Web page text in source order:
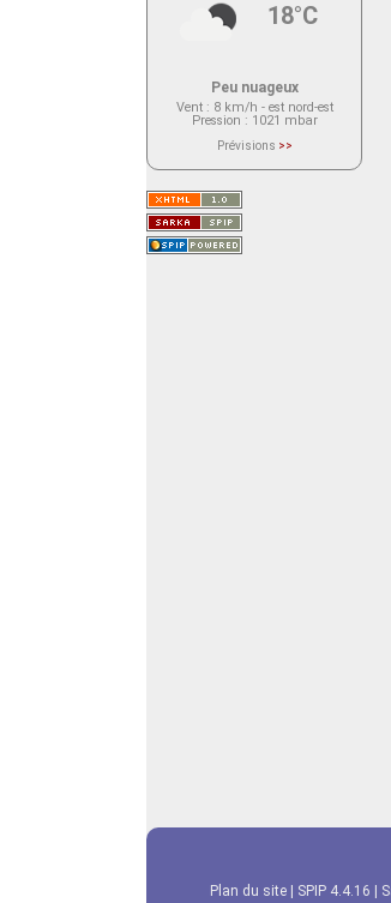
18°C
Peu nuageux
Vent: 8 km/h - est nord-est
Pression : 1021 mbar
Prévisions >>
actuellement aucune prévision
Saint-Nom.
Veuillez consulter le message du
service ci-dessous.
(401 - Invalid API key. Please see
https://openweathermap.org/faq#error401
Plan du site
SPIP 4.4.16